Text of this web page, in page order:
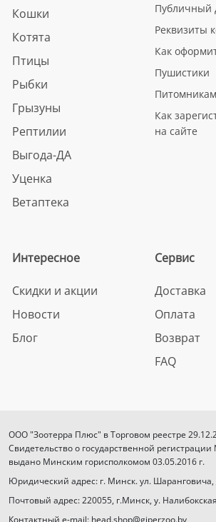
Кошки
Котята
Птицы
Рыбки
Грызуны
Рептилии
Выгода-ДА
Уценка
Ветаптека
Публичный
Реквизиты
Как
Пушистики
Как
на сайте
Интересное
Скидки и акции
Новости
Блог
Сервис
Доставка
Оплата
Возврат
FAQ
ООО "Зоотерра Плюс" в Торговом реестре
Свидетельство о государственной
выдано Минским горисполкомом 03.05.2016 г.
Юридический адрес: г. Минск. ул. Шаранговича,
Почтовый адрес: 220055, г.Минск, у.
Контактный e-mail: head.shop@giperzoo.by